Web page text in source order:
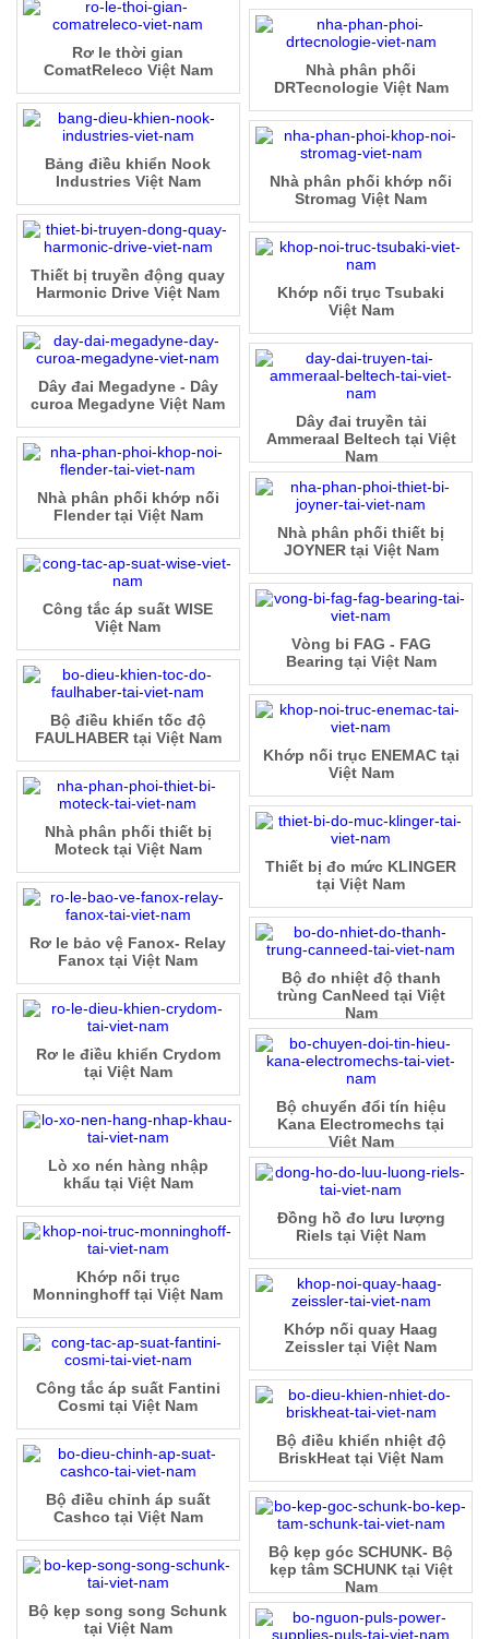
Rơ le thời gian
ComatReleco Việt Nam
Nhà phân phối
DRTecnologie Việt Nam
Bảng điều khiển Nook
Industries Việt Nam
Nhà phân phối khớp nối
Stromag Việt Nam
Thiết bị truyền động quay
Harmonic Drive Việt Nam
Khớp nối trục Tsubaki
Việt Nam
Dây đai Megadyne - Dây
curoa Megadyne Việt Nam
Dây đai truyền tải
Ammeraal Beltech tại Việt
Nam
Nhà phân phối khớp nối
Flender tại Việt Nam
Nhà phân phối thiết bị
JOYNER tại Việt Nam
Công tắc áp suất WISE
Việt Nam
Vòng bi FAG - FAG
Bearing tại Việt Nam
Bộ điều khiển tốc độ
FAULHABER tại Việt Nam
Khớp nối trục ENEMAC tại
Việt Nam
Nhà phân phối thiết bị
Moteck tại Việt Nam
Thiết bị đo mức KLINGER
tại Việt Nam
Rơ le bảo vệ Fanox- Relay
Fanox tại Việt Nam
Bộ đo nhiệt độ thanh
trùng CanNeed tại Việt
Nam
Rơ le điều khiển Crydom
tại Việt Nam
Bộ chuyển đổi tín hiệu
Kana Electromechs tại
Việt Nam
Lò xo nén hàng nhập
khẩu tại Việt Nam
Đồng hồ đo lưu lượng
Riels tại Việt Nam
Khớp nối trục
Monninghoff tại Việt Nam
Khớp nối quay Haag
Zeissler tại Việt Nam
Công tắc áp suất Fantini
Cosmi tại Việt Nam
Bộ điều khiển nhiệt độ
BriskHeat tại Việt Nam
Bộ điều chỉnh áp suất
Cashco tại Việt Nam
Bộ kẹp góc SCHUNK- Bộ
kẹp tâm SCHUNK tại Việt
Nam
Bộ kẹp song song Schunk
tại Việt Nam